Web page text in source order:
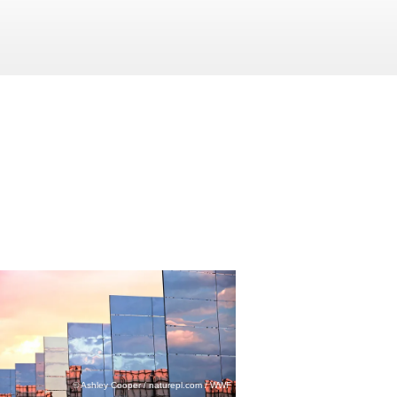
© Ashley Cooper / naturepl.com / WWF